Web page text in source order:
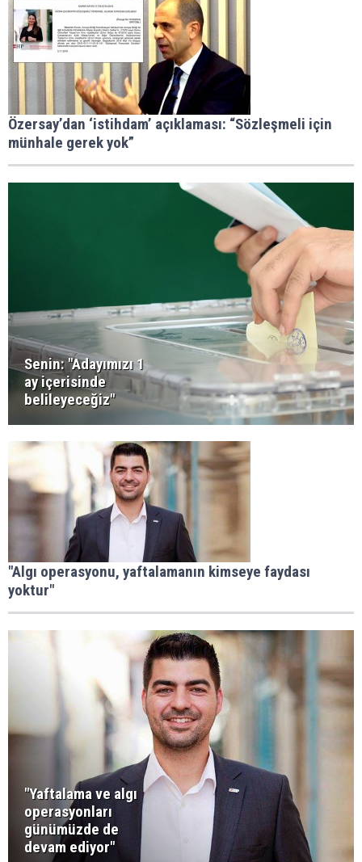
Özersay’dan ‘istihdam’ açıklaması: “Sözleşmeli için
münhale gerek yok”
Senin: "Adayımızı 1
ay içerisinde
belileyeceğiz"
"Algı operasyonu, yaftalamanın kimseye faydası
yoktur"
"Yaftalama ve algı
operasyonları
günümüzde de
devam ediyor"